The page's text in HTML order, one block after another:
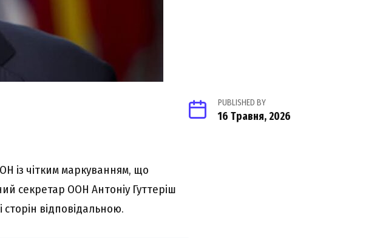
PUBLISHED BY
16 Травня, 2026
із чітким маркуванням, що
секретар ООН Антоніу Гуттеріш
відповідальною.